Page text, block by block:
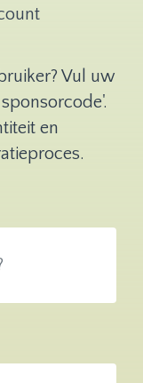
Vul uw
en